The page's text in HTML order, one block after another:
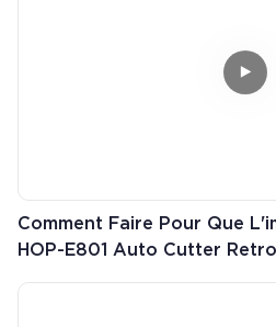
Comment Faire Pour Que
HOP-E801 Auto Cutter